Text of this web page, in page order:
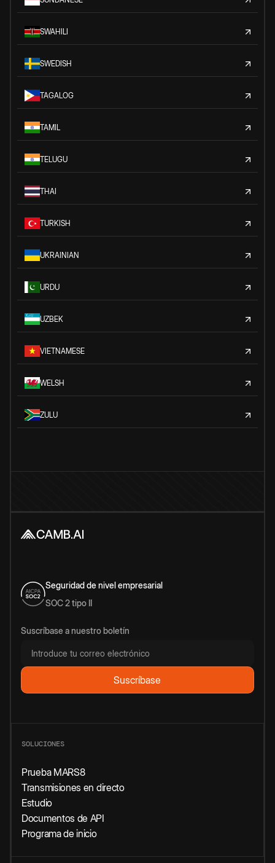
SWAHILI
SWEDISH
TAGALOG
TAMIL
TELUGU
THAI
TURKISH
UKRAINIAN
URDU
UZBEK
VIETNAMESE
WELSH
ZULU
Seguridad de nivel empresarial
SOC 2 tipo II
Suscríbase a nuestro boletín
SOLUCIONES
Prueba MARS8
Transmisiones en directo
Estudio
Documentos de API
Programa de inicio